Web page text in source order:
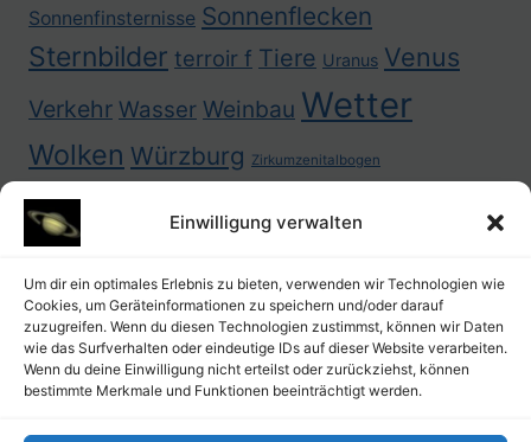
Einwilligung verwalten
Um dir ein optimales Erlebnis zu bieten, verwenden wir Technologien wie
Cookies, um Geräteinformationen zu speichern und/oder darauf
zuzugreifen. Wenn du diesen Technologien zustimmst, können wir Daten
wie das Surfverhalten oder eindeutige IDs auf dieser Website verarbeiten.
Wenn du deine Einwilligung nicht erteilst oder zurückziehst, können
bestimmte Merkmale und Funktionen beeinträchtigt werden.
Sonnenfinsternisse Sonnenflecken
Sternbilder terroir f Tiere Uranus Venus
Verkehr Wasser Weinbau Wetter
Wolken Würzburg Zirkumzenitalbogen